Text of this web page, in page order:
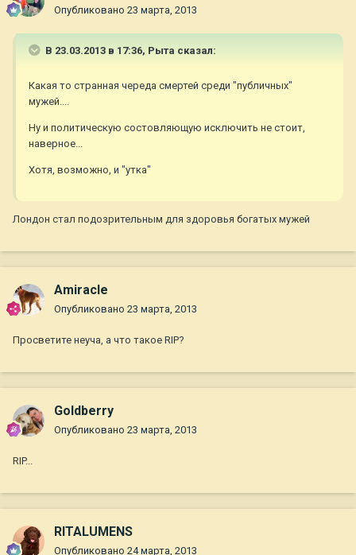
Опубликовано 23 марта, 2013
В 23.03.2013 в 17:36, Рыта сказал:
Какая то странная череда смертей среди "публичных"
мужей....
Ну и политическую состовляющую исключить не стоит,
наверное...
Хотя, возможно, и "утка"
Лондон стал подозрительным для здоровья богатых мужей
Amiraсle
Опубликовано 23 марта, 2013
Просветите неуча, а что такое RIP?
Goldberry
Опубликовано 23 марта, 2013
RIP...
RITALUMENS
Опубликовано 24 марта, 2013